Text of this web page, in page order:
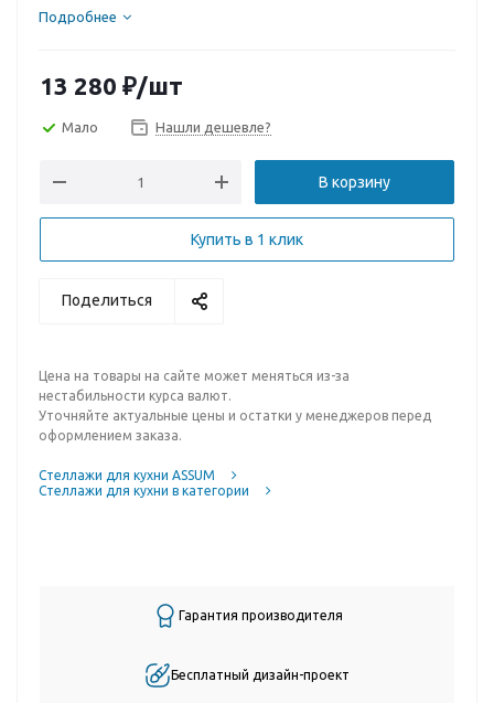
Подробнее
13 280 ₽/шт
Мало Нашли дешевле?
В корзину
Купить в 1 клик
Поделиться
Цена на товары на сайте может меняться из-за
нестабильности курса валют.
Уточняйте актуальные цены и остатки у менеджеров перед
оформлением заказа.
Стеллажи для кухни ASSUM
Стеллажи для кухни в категории
Гарантия производителя
Бесплатный дизайн-проект